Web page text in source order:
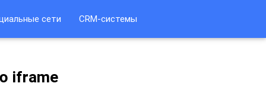
сети CRM-системы
iframe